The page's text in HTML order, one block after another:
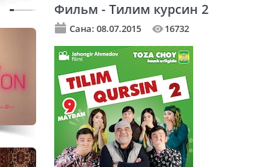
Фильм - Тилим курсин 2
Сана: 08.07.2015 16732